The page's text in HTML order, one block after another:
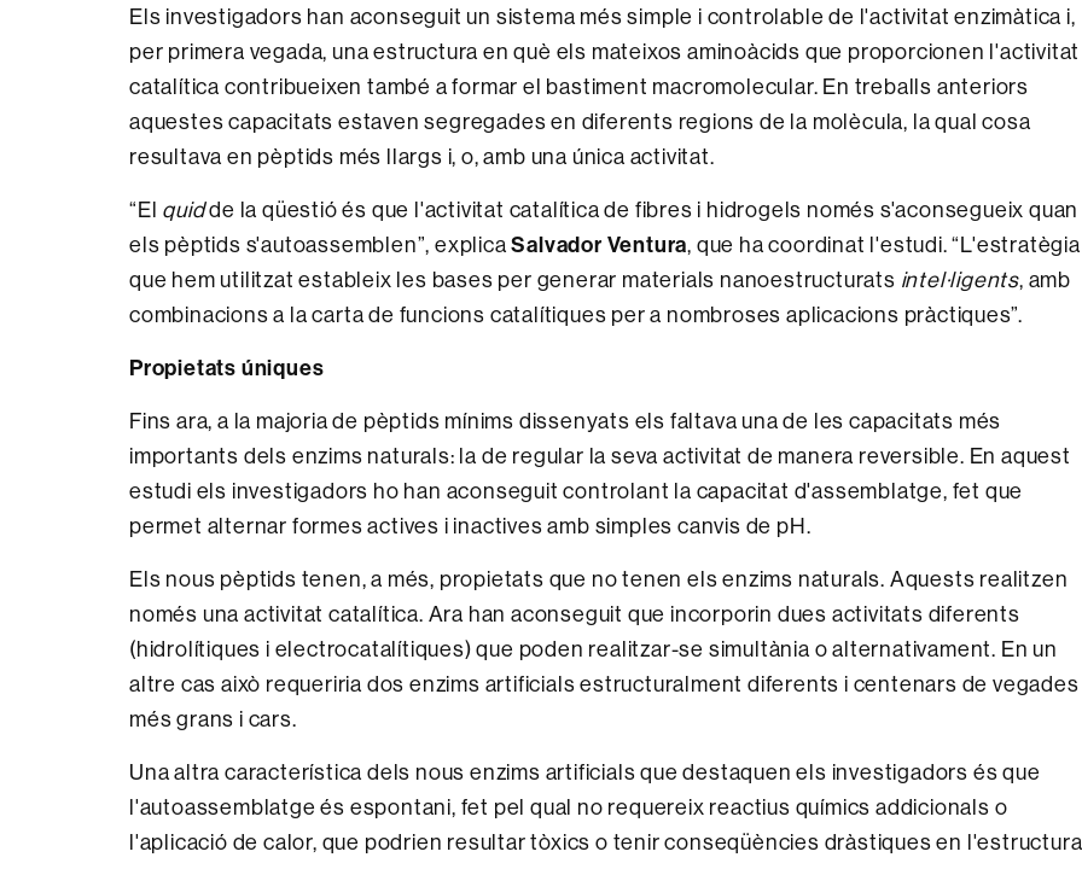
Els investigadors han aconseguit un sistema més simple i controlable de l'activitat enzimàtica i,
per primera vegada, una estructura en què els mateixos aminoàcids que proporcionen l'activitat
catalítica contribueixen també a formar el bastiment macromolecular. En treballs anteriors
aquestes capacitats estaven segregades en diferents regions de la molècula, la qual cosa
resultava en pèptids més llargs i, o, amb una única activitat.
“El quidde la qüestió és que l'activitat catalítica de fibres i hidrogels només s'aconsegueix quan
els pèptids s'autoassemblen”, explicaSalvador Ventura, que ha coordinat l'estudi. “L'estratègia
que hem utilitzat estableix les bases per generar materials nanoestructurats intel·ligents, amb
combinacions a la carta de funcions catalítiques per a nombroses aplicacions pràctiques”.
Propietats úniques
Fins ara, a la majoria de pèptids mínims dissenyats els faltava una de les capacitats més
importants dels enzims naturals: la de regular la seva activitat de manera reversible. En aquest
estudi els investigadors ho han aconseguit controlant la capacitat d'assemblatge, fet que
permet alternar formes actives i inactives amb simples canvis de pH.
Els nous pèptids tenen, a més, propietats que no tenen els enzims naturals. Aquests realitzen
només una activitat catalítica. Ara han aconseguit que incorporin dues activitats diferents
(hidrolítiques i electrocatalítiques) que poden realitzar-se simultània o alternativament. En un
altre cas això requeriria dos enzims artificials estructuralment diferents i centenars de vegades
més grans i cars.
Una altra característica dels nous enzims artificials que destaquen els investigadors és que
l'autoassemblatge és espontani, fet pel qual no requereix reactius químics addicionals o
l'aplicació de calor, que podrien resultar tòxics o tenir conseqüències dràstiques en